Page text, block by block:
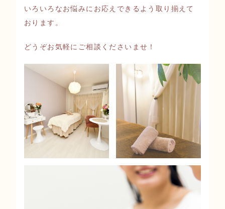
いろいろなお悩みにお応えできるよう取り揃えて
おります。
どうぞお気軽にご相談くださいませ！